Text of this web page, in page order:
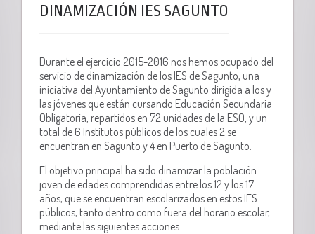
DINAMIZACIÓN IES SAGUNTO
Durante el ejercicio 2015-2016 nos hemos ocupado del
servicio de dinamización de los IES de Sagunto, una
iniciativa del Ayuntamiento de Sagunto dirigida a los y
las jóvenes que están cursando Educación Secundaria
Obligatoria, repartidos en 72 unidades de la ESO, y un
total de 6 Institutos públicos de los cuales 2 se
encuentran en Sagunto y 4 en Puerto de Sagunto.
El objetivo principal ha sido dinamizar la población
joven de edades comprendidas entre los 12 y los 17
años, que se encuentran escolarizados en estos IES
públicos, tanto dentro como fuera del horario escolar,
mediante las siguientes acciones: